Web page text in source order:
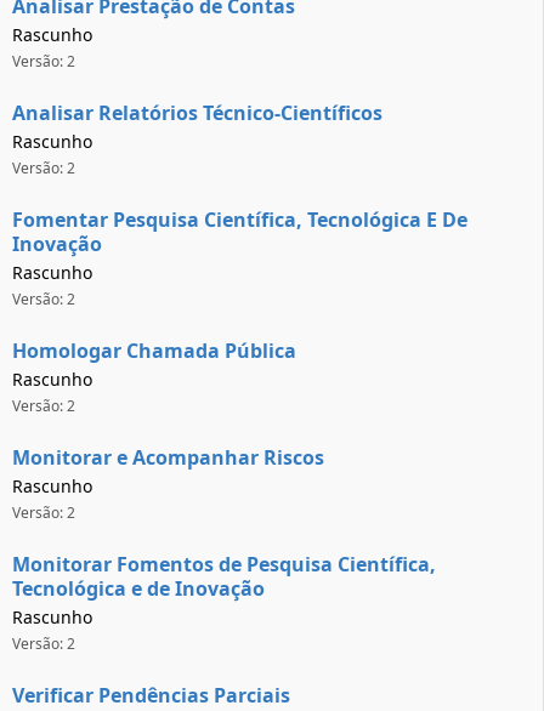
Analisar Prestação de Contas
Rascunho
Versão: 2
Analisar Relatórios Técnico-Científicos
Rascunho
Versão: 2
Fomentar Pesquisa Científica, Tecnológica E De
Inovação
Rascunho
Versão: 2
Homologar Chamada Pública
Rascunho
Versão: 2
Monitorar e Acompanhar Riscos
Rascunho
Versão: 2
Monitorar Fomentos de Pesquisa Científica,
Tecnológica e de Inovação
Rascunho
Versão: 2
Verificar Pendências Parciais